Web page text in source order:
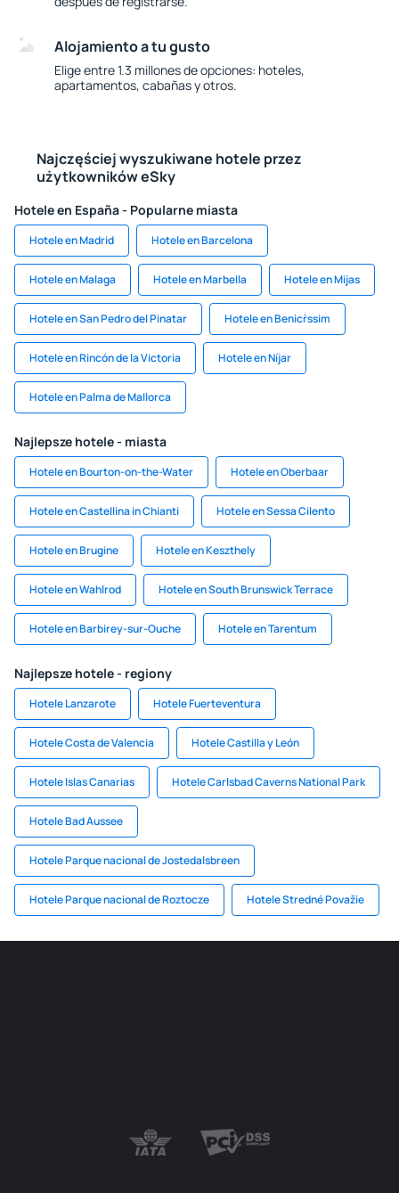
Alojamiento a tu gusto
Elige entre 1.3 millones de opciones: hoteles,
apartamentos, cabañas y otros.
Najczęściej wyszukiwane hotele przez
użytkowników eSky
Hotele en España - Popularne miasta
Hotele en Madrid Hotele en Barcelona
Hotele en Malaga Hotele en Marbella Hotele en Mijas
Hotele en San Pedro del Pinatar Hotele en Benicŕssim
Hotele en Rincón de la Victoria Hotele en Níjar
Hotele en Palma de Mallorca
Najlepsze hotele - miasta
Hotele en Bourton-on-the-Water Hotele en Oberbaar
Hotele en Castellina in Chianti Hotele en Sessa Cilento
Hotele en Brugine Hotele en Keszthely
Hotele en Wahlrod Hotele en South Brunswick Terrace
Hotele en Barbirey-sur-Ouche Hotele en Tarentum
Najlepsze hotele - regiony
Hotele Lanzarote Hotele Fuerteventura
Hotele Costa de Valencia Hotele Castilla y León
Hotele Islas Canarias Hotele Carlsbad Caverns National Park
Hotele Bad Aussee
Hotele Parque nacional de Jostedalsbreen
Hotele Parque nacional de Roztocze Hotele Stredné Považie